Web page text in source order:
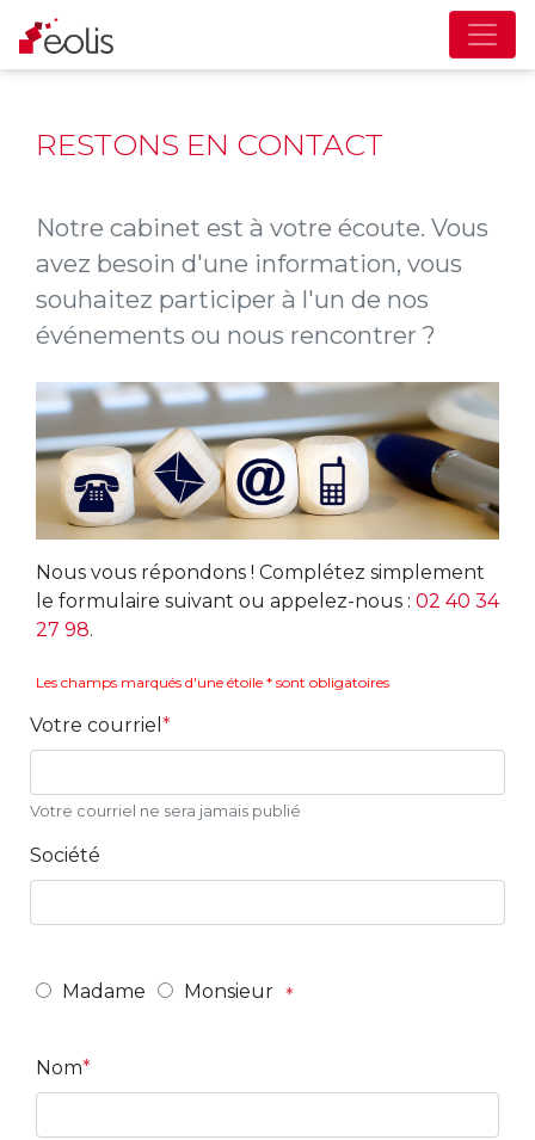
RESTONS EN CONTACT
Les champs marqués d'une étoile * sont obligatoires
Votre courriel
Votre courriel ne sera jamais publié
Société
Madame Monsieur
Nom
Notre cabinet est à votre écoute. Vous
avez besoin d'une information, vous
souhaitez participer à l'un de nos
événements ou nous rencontrer ?
Nous vous répondons ! Complétez simplement
le formulaire suivant ou appelez-nous : 02 40 34
27 98.